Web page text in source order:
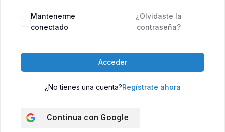
Mantenerme
conectado
¿Olvidaste la
contraseña?
Acceder
¿No tienes una cuenta?Regístrate ahora
Continua con Google